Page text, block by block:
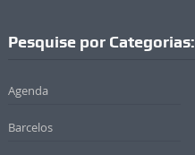
Pesquise por Categorias:
Agenda
Barcelos